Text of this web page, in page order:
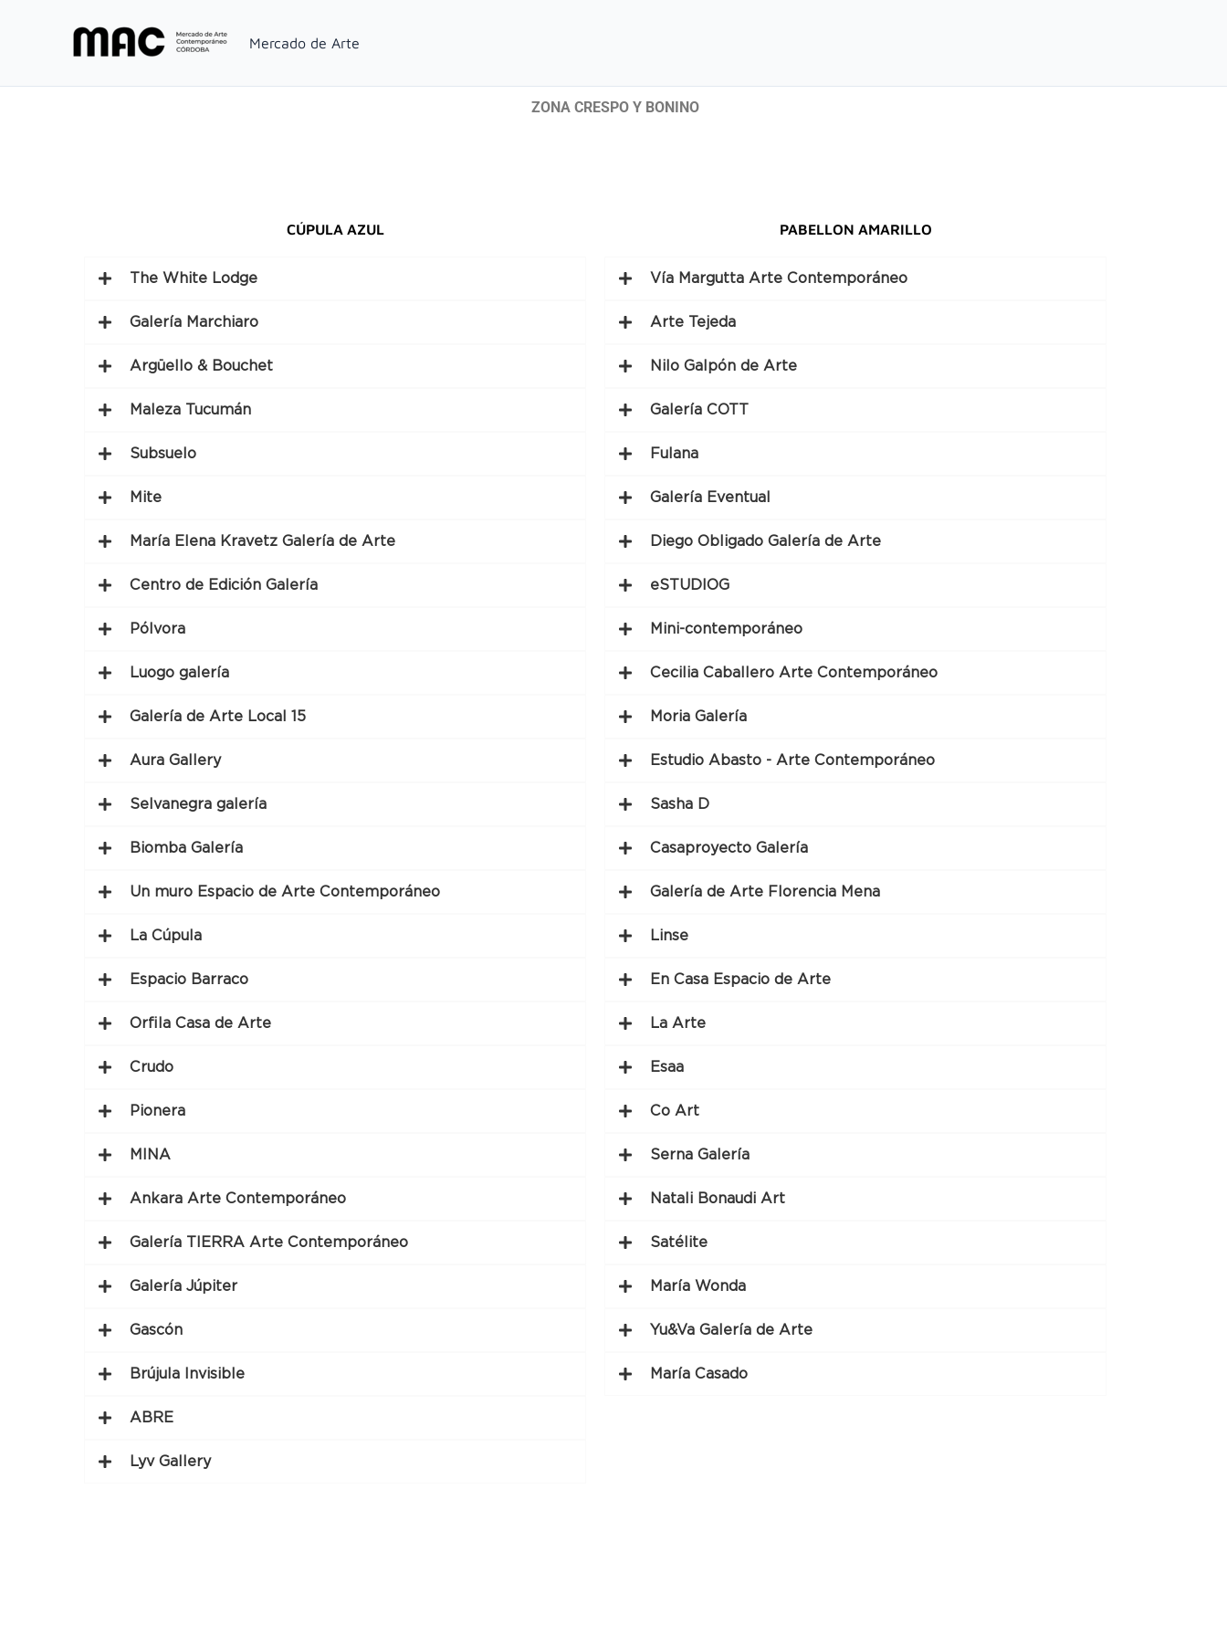
Mercado de Arte
ZONA CRESPO Y BONINO
CÚPULA AZUL
The White Lodge
Galería Marchiaro
Argüello & Bouchet
Maleza Tucumán
Subsuelo
Mite
María Elena Kravetz Galería de Arte
Centro de Edición Galería
Pólvora
Luogo galería
Galería de Arte Local 15
Aura Gallery
Selvanegra galería
Biomba Galería
Un muro Espacio de Arte Contemporáneo
La Cúpula
Espacio Barraco
Orfila Casa de Arte
Crudo
Pionera
MINA
Ankara Arte Contemporáneo
Galería TIERRA Arte Contemporáneo
Galería Júpiter
Gascón
Brújula Invisible
ABRE
Lyv Gallery
PABELLON AMARILLO
Vía Margutta Arte Contemporáneo
Arte Tejeda
Nilo Galpón de Arte
Galería COTT
Fulana
Galería Eventual
Diego Obligado Galería de Arte
eSTUDIOG
Mini-contemporáneo
Cecilia Caballero Arte Contemporáneo
Moria Galería
Estudio Abasto - Arte Contemporáneo
Sasha D
Casaproyecto Galería
Galería de Arte Florencia Mena
Linse
En Casa Espacio de Arte
La Arte
Esaa
Co Art
Serna Galería
Natali Bonaudi Art
Satélite
María Wonda
Yu&Va Galería de Arte
María Casado